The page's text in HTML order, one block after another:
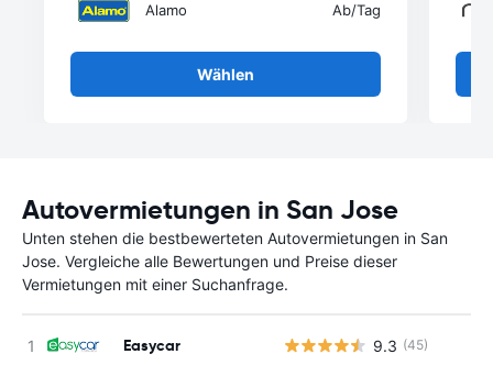
Alamo Ab/Tag
Wählen
Autovermietungen in San Jose
Unten stehen die bestbewerteten Autovermietungen in San
Jose. Vergleiche alle Bewertungen und Preise dieser
Vermietungen mit einer Suchanfrage.
Easycar 9.3 (45)